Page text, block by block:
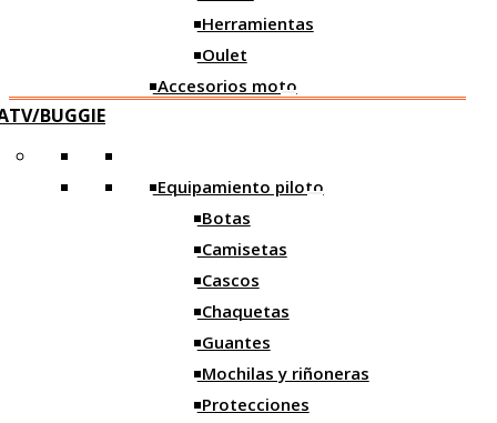
Escape
Kit ITV
Herramientas
Motos nuevas
Herramientas
Oulet
Accesorios moto
Sistema paro
Reguladores
Tapones Manillar
Estriberas
Depósitos
Accesorios taller
BUGGIE
Equipamiento piloto
Botas
Camisetas
Cascos
Chaquetas
Guantes
Mochilas y riñoneras
Protecciones